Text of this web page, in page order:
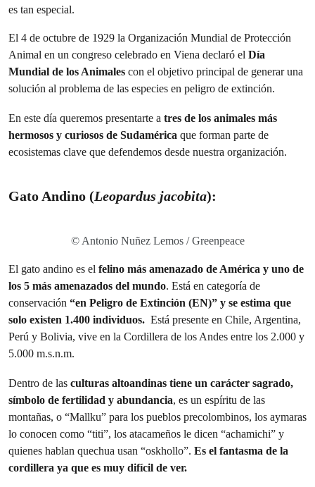
es tan especial.
El 4 de octubre de 1929 la Organización Mundial de Protección
Animal en un congreso celebrado en Viena declaró el Día
Mundial de los Animales con el objetivo principal de generar una
solución al problema de las especies en peligro de extinción.
En este día queremos presentarte a tres de los animales más
hermosos y curiosos de Sudamérica que forman parte de
ecosistemas clave que defendemos desde nuestra organización.
Gato Andino (Leopardus jacobita):
© Antonio Nuñez Lemos / Greenpeace
El gato andino es el felino más amenazado de América y uno de
los 5 más amenazados del mundo. Está en categoría de
conservación “en Peligro de Extinción (EN)” y se estima que
solo existen 1.400 individuos. Está presente en Chile, Argentina,
Perú y Bolivia, vive en la Cordillera de los Andes entre los 2.000 y
5.000 m.s.n.m.
Dentro de las culturas altoandinas tiene un carácter sagrado,
símbolo de fertilidad y abundancia, es un espíritu de las
montañas, o “Mallku” para los pueblos precolombinos, los aymaras
lo conocen como “titi”, los atacameños le dicen “achamichi” y
quienes hablan quechua usan “oskhollo”. Es el fantasma de la
cordillera ya que es muy difícil de ver.